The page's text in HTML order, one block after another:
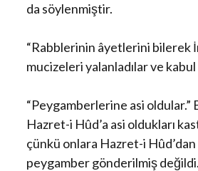
da söylenmiştir.
“Rabblerinin âyetlerini bilerek
mucizeleri yalanladılar ve
“Peygamberlerine asi oldular.”
Hazret-i Hûd’a asi oldukları
çünkü onlara Hazret-i
peygamber gönderilmiş değildi.